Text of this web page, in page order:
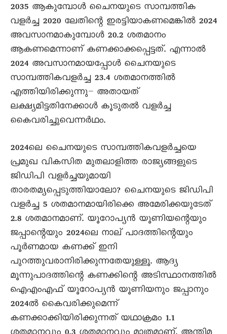
2035 ആകുമ്പോൾ ചെെനയുടെ സാമ്പത്തിക
വളർച്ച 2020 ലേതിന്റെ ഇരട്ടിയാകണമെങ്കിൽ 2024
അവസാനമാകുമ്പോൾ 20.2 ശതമാനം
ആകണമെന്നാണ് കണക്കാക്കപ്പെട്ടത്. എന്നാൽ
2024 അവസാനമായപ്പോൾ ചെെനയുടെ
സാമ്പത്തികവളർച്ച 23.4 ശതമാനത്തിൽ
എത്തിയിരിക്കുന്നു– അതായത്
ലക്ഷ്യമിട്ടതിനേക്കാൾ കൂടുതൽ വളർച്ച
കെെവരിച്ചുവെന്നർഥം.
2024ലെ ചെെനയുടെ സാമ്പത്തികവളർച്ചയെ
പ്രമുഖ വികസിത മുതലാളിത്ത രാജ്യങ്ങളുടെ
ജിഡിപി വളർച്ചയുമായി
താരതമ്യപ്പെടുത്തിയാലോ? ചെെനയുടെ ജിഡിപി
വളർച്ച 5 ശതമാനമായിരിക്കെ അമേരിക്കയുടേത്
2.8 ശതമാനമാണ്. യൂറോപ്യൻ യൂണിയന്റെയും
ജപ്പാന്റെയും 2024ലെ നാല് പാദത്തിന്റെയും
പൂർണമായ കണക്ക് ഇനി
പുറത്തുവരാനിരിക്കുന്നതേയുള്ളൂ. ആദ്യ
മൂന്നുപാദത്തിന്റെ കണക്കിന്റെ അടിസ്ഥാനത്തിൽ
ഐഎംഎഫ് യൂറോപ്യൻ യൂണിയനും ജപ്പാനും
2024ൽ കെെവരിക്കുമെന്ന്
കണക്കാക്കിയിരിക്കുന്നത് യഥാക്രമം 1.1